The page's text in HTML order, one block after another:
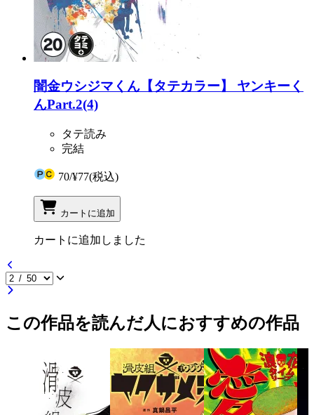
闇金ウシジマくん【タテカラー】 ヤンキーく
んPart.2(4)
タテ読み
完結
70/¥77(税込)
カートに追加
カートに追加しました
この作品を読んだ人におすすめの作品